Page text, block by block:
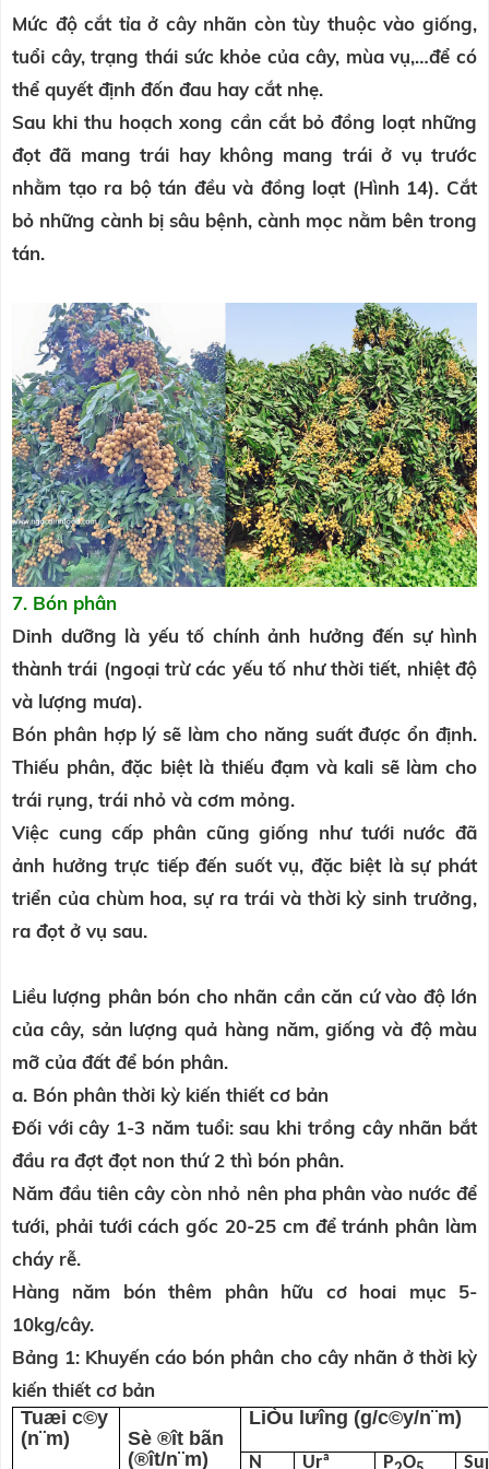
Mức độ cắt tỉa ở cây nhãn còn tùy thuộc vào giống,
tuổi cây, trạng thái sức khỏe của cây, mùa vụ,…để có
thể quyết định đốn đau hay cắt nhẹ.
Sau khi thu hoạch xong cần cắt bỏ đồng loạt những
đọt đã mang trái hay không mang trái ở vụ trước
nhằm tạo ra bộ tán đều và đồng loạt (Hình 14). Cắt
bỏ những cành bị sâu bệnh, cành mọc nằm bên trong
tán.
7. Bón phân
Dinh dưỡng là yếu tố chính ảnh hưởng đến sự hình
thành trái (ngoại trừ các yếu tố như thời tiết, nhiệt độ
và lượng mưa).
Bón phân hợp lý sẽ làm cho năng suất được ổn định.
Thiếu phân, đặc biệt là thiếu đạm và kali sẽ làm cho
trái rụng, trái nhỏ và cơm mỏng.
Việc cung cấp phân cũng giống như tưới nước đã
ảnh hưởng trực tiếp đến suốt vụ, đặc biệt là sự phát
triển của chùm hoa, sự ra trái và thời kỳ sinh trưởng,
ra đọt ở vụ sau.
Liều lượng phân bón cho nhãn cần căn cứ vào độ lớn
của cây, sản lượng quả hàng năm, giống và độ màu
mỡ của đất để bón phân.
a. Bón phân thời kỳ kiến thiết cơ bản
Đối với cây 1-3 năm tuổi: sau khi trồng cây nhãn bắt
đầu ra đợt đọt non thứ 2 thì bón phân.
Năm đầu tiên cây còn nhỏ nên pha phân vào nước để
tưới, phải tưới cách gốc 20-25 cm để tránh phân làm
cháy rễ.
Hàng năm bón thêm phân hữu cơ hoai mục 5-
10kg/cây.
Bảng 1: Khuyến cáo bón phân cho cây nhãn ở thời kỳ
kiến thiết cơ bản
Tuæi c©y
(n¨m)
Sè ®ît bãn
(®ît/n¨m)
LiÒu l­ưîng (g/c©y/n¨m)
N Urª P O